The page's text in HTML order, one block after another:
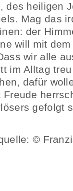
des heiligen
Mag das
der
will mit
wir alle
im Alltag
dafür
gefolgt
©